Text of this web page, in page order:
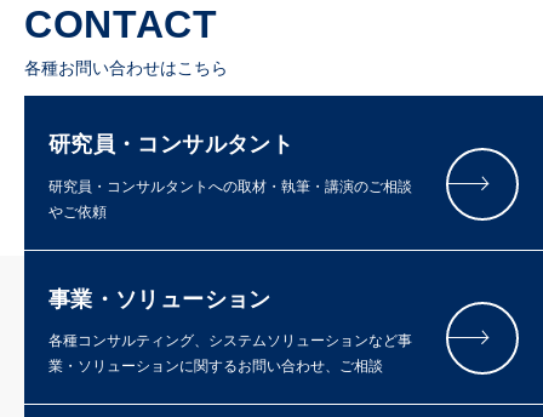
CONTACT
各種お問い合わせはこちら
研究員・コンサルタント
研究員・コンサルタントへの取材・執筆・講演のご相談
やご依頼
事業・ソリューション
各種コンサルティング、システムソリューションなど事
業・ソリューションに関するお問い合わせ、ご相談